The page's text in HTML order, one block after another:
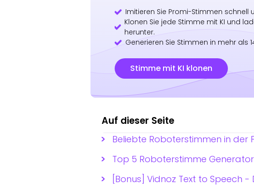
Imitieren Sie Promi-Stimmen schnell
Klonen Sie jede Stimme mit KI und
herunter.
Generieren Sie Stimmen in mehr als
Stimme mit KI klonen
Auf dieser Seite
Beliebte Roboterstimmen in der
Top 5 Roboterstimme Generator
[Bonus] Vidnoz Text to Speech